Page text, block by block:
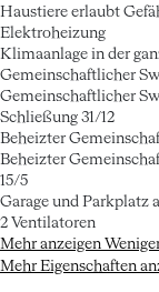
Haustiere erlaubt
Elektroheizung
Klimaanlage in der
Gemeinschaftlicher
Gemeinschaftlicher
Schließung 31/12
Beheizter
Beheizter
15/5
Garage und Parkplatz
2 Ventilatoren
Mehr anzeigen
Mehr Eigenschaften